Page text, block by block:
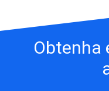
Obtenha